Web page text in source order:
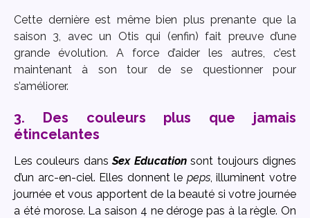
Cette dernière est même bien plus prenante que la
saison 3, avec un Otis qui (enfin) fait preuve d’une
grande évolution. A force d’aider les autres, c’est
maintenant à son tour de se questionner pour
s’améliorer.
3. Des couleurs plus que jamais
étincelantes
Les couleurs dansSex Educationsont toujours dignes
d’un arc-en-ciel. Elles donnent le peps, illuminent votre
journée et vous apportent de la beauté si votre journée
a été morose. La saison 4 ne déroge pas à la règle. On